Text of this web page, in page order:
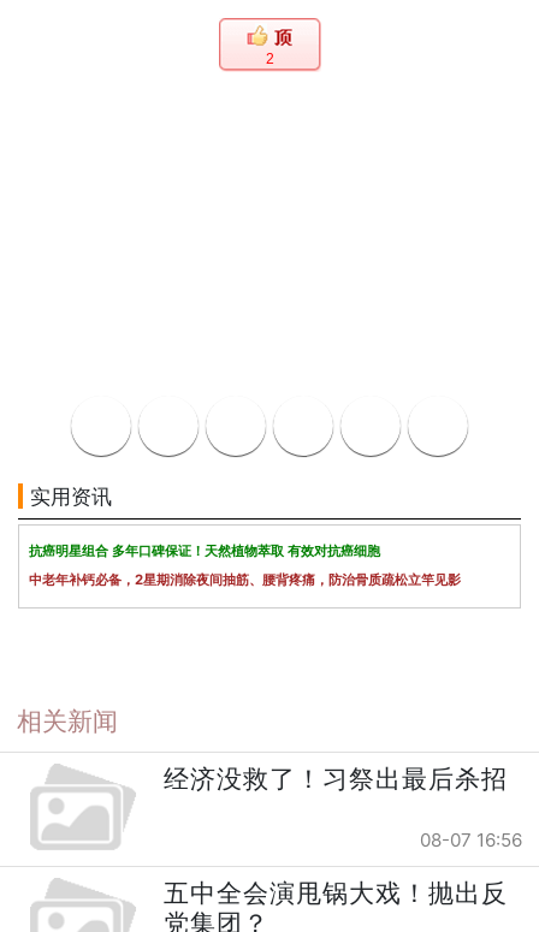
2
实用资讯
抗癌明星组合 多年口碑保证！天然植物萃取 有效对抗癌细胞
中老年补钙必备，2星期消除夜间抽筋、腰背疼痛，防治骨质疏松立竿见影
相关新闻
经济没救了！习祭出最后杀招
08-07 16:56
五中全会演甩锅大戏！抛出反
党集团？